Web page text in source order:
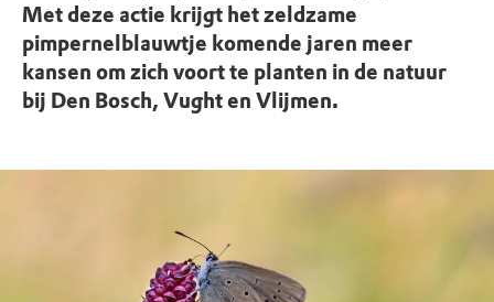
Met deze actie krijgt het zeldzame
pimpernelblauwtje komende jaren meer
kansen om zich voort te planten in de natuur
bij Den Bosch, Vught en Vlijmen.